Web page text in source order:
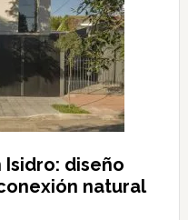
Isidro: diseño
natural